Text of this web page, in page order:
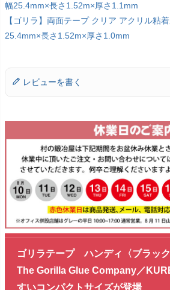
幅25.4mm×長さ1.52m×厚さ1.1mm
【ゴリラ】両面テープ クリア アクリル粘
25.4mm×長さ1.52m×厚さ1.0mm
レビューを書く
ゴリラテープ ハンディ〈ブラッ
The Gorilla Glue Company／
すいコンパクトサイズが登場